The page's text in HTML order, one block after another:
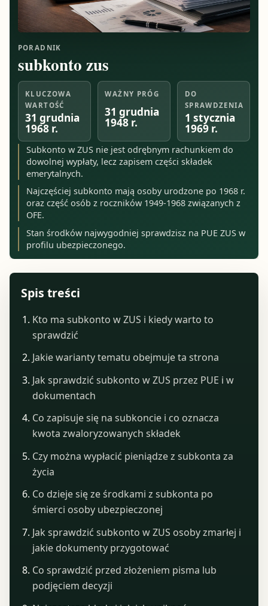
PORADNIK
subkonto zus
KLUCZOWA
WARTOŚĆ
31 grudnia
1968 r.
WAŻNY PRÓG
31 grudnia
1948 r.
DO
SPRAWDZENIA
1 stycznia
1969 r.
Subkonto w ZUS nie jest odrębnym rachunkiem do
dowolnej wypłaty, lecz zapisem części składek
emerytalnych.
Najczęściej subkonto mają osoby urodzone po 1968 r.
oraz część osób z roczników 1949-1968 związanych z
OFE.
Stan środków najwygodniej sprawdzisz na PUE ZUS w
profilu ubezpieczonego.
Spis treści
Kto ma subkonto w ZUS i kiedy warto to
sprawdzić
Jakie warianty tematu obejmuje ta strona
Jak sprawdzić subkonto w ZUS przez PUE i w
dokumentach
Co zapisuje się na subkoncie i co oznacza
kwota zwaloryzowanych składek
Czy można wypłacić pieniądze z subkonta za
życia
Co dzieje się ze środkami z subkonta po
śmierci osoby ubezpieczonej
Jak sprawdzić subkonto w ZUS osoby zmarłej i
jakie dokumenty przygotować
Co sprawdzić przed złożeniem pisma lub
podjęciem decyzji